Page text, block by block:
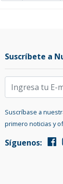
Suscríbete a
Suscríbase a
primero noticias y
Síguenos: